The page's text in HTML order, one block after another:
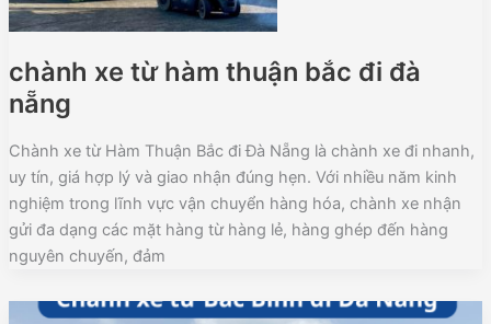
chành xe từ hàm thuận bắc đi đà
nẵng
Chành xe từ Hàm Thuận Bắc đi Đà Nẵng là chành xe đi nhanh,
uy tín, giá hợp lý và giao nhận đúng hẹn. Với nhiều năm kinh
nghiệm trong lĩnh vực vận chuyển hàng hóa, chành xe nhận
gửi đa dạng các mặt hàng từ hàng lẻ, hàng ghép đến hàng
nguyên chuyến, đảm